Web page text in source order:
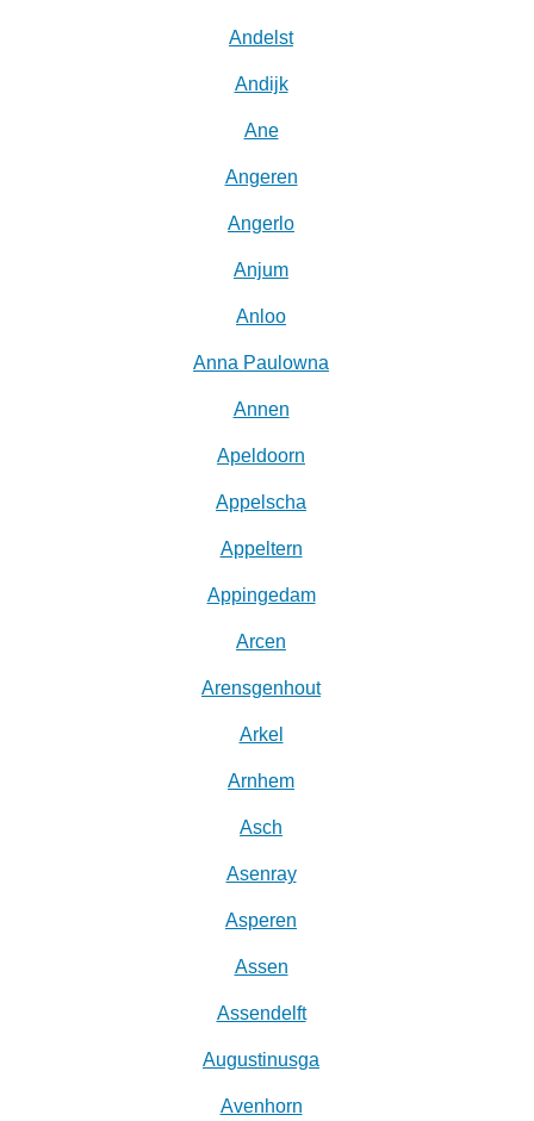
Andelst
Andijk
Ane
Angeren
Angerlo
Anjum
Anloo
Anna Paulowna
Annen
Apeldoorn
Appelscha
Appeltern
Appingedam
Arcen
Arensgenhout
Arkel
Arnhem
Asch
Asenray
Asperen
Assen
Assendelft
Augustinusga
Avenhorn